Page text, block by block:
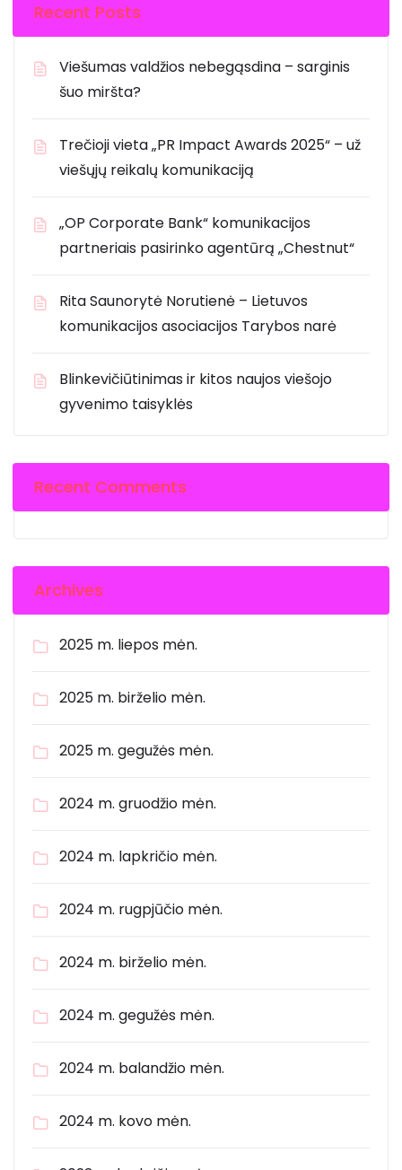
Recent Posts
Viešumas valdžios nebegąsdina – sarginis
šuo miršta?
Trečioji vieta „PR Impact Awards 2025“ – už
viešųjų reikalų komunikaciją
„OP Corporate Bank“ komunikacijos
partneriais pasirinko agentūrą „Chestnut“
Rita Saunorytė Norutienė – Lietuvos
komunikacijos asociacijos Tarybos narė
Blinkevičiūtinimas ir kitos naujos viešojo
gyvenimo taisyklės
Recent Comments
Archives
2025 m. liepos mėn.
2025 m. birželio mėn.
2025 m. gegužės mėn.
2024 m. gruodžio mėn.
2024 m. lapkričio mėn.
2024 m. rugpjūčio mėn.
2024 m. birželio mėn.
2024 m. gegužės mėn.
2024 m. balandžio mėn.
2024 m. kovo mėn.